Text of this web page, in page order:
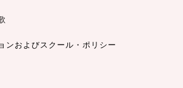
ンおよびスクール・ポリシー